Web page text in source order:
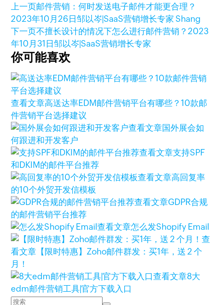
上一页邮件营销：何时发送电子邮件才能更合理？
2023年10月26日邹以岑|SaaS营销增长专家 Shang
下一页不擅长设计的情况下怎么进行邮件营销？2023
年10月31日邹以岑|SaaS营销增长专家
你可能喜欢
查看文章高送达率EDM邮件营销平台有哪些？10款邮
件营销平台选择建议
查看文章国外展会如
何跟进和开发客户
查看文章支持SPF
和DKIM的邮件平台推荐
查看文章高回复率
的10个外贸开发信模板
查看文章GDPR合规
的邮件营销平台推荐
查看文章怎么发Shopify Email
查
看文章 【限时特惠】Zoho邮件群发：买1年，送 2 个
月！
查看文章8大
edm邮件营销工具|官方下载入口